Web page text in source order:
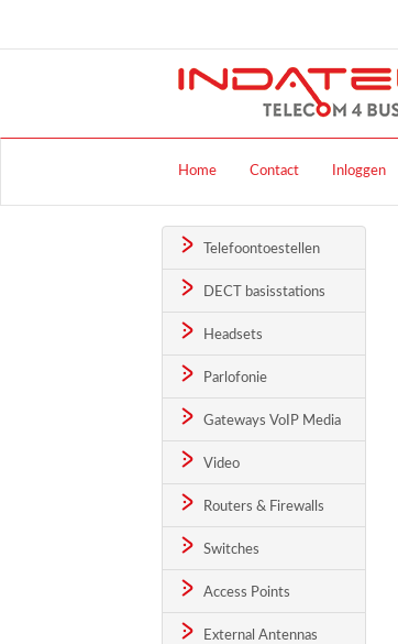
Home Contact Inloggen
Telefoontoestellen
DECT basisstations
Headsets
Parlofonie
Gateways VoIP Media
Video
Routers & Firewalls
Switches
Access Points
External Antennas